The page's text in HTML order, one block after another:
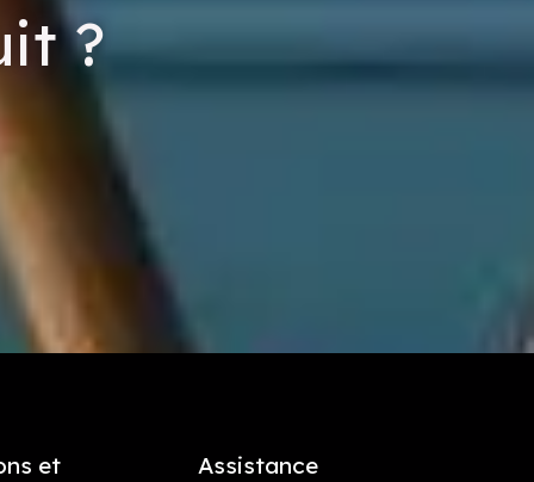
?
et Assistance